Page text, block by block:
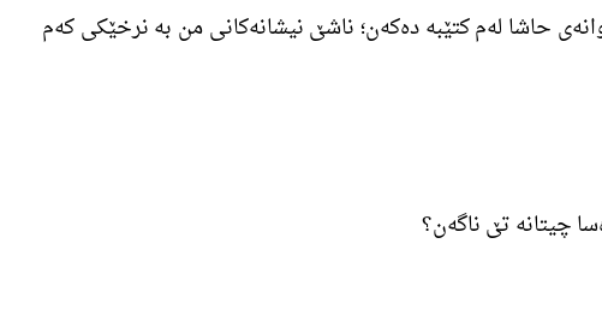
حاشا لەم کتێبە دەکەن؛ ناشێ نیشانەکانی من بە نرخێکی کەم